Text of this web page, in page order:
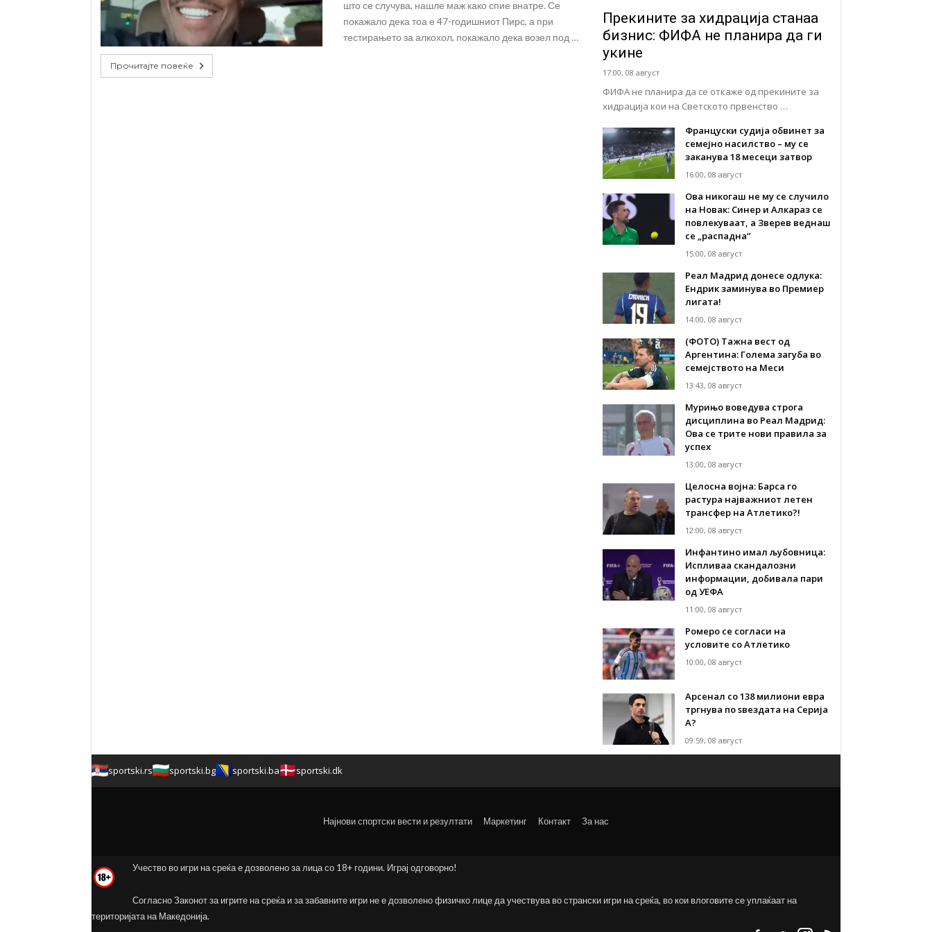
што се случува, нашле маж како спие внатре. Се
покажало дека тоа е 47-годишниот Пирс, а при
тестирањето за алкохол, покажало дека возел под …
Прочитајте повеќе
Прекините за хидрација станаа
бизнис: ФИФА не планира да ги
укине
17:00, 08 август
ФИФА не планира да се откаже од прекините за
хидрација кои на Светското првенство …
Француски судија обвинет за
семејно насилство – му се
заканува 18 месеци затвор
16:00, 08 август
Ова никогаш не му се случило
на Новак: Синер и Алкараз се
повлекуваат, а Зверев веднаш
се „распадна“
15:00, 08 август
Реал Мадрид донесе одлука:
Eндрик заминува во Премиер
лигата!
14:00, 08 август
(ФОТО) Тажна вест од
Аргентина: Голема загуба во
семејството на Меси
13:43, 08 август
Мурињо воведува строга
дисциплина во Реал Мадрид:
Ова се трите нови правила за
успех
13:00, 08 август
Целосна војна: Барса го
растура најважниот летен
трансфер на Атлетико?!
12:00, 08 август
Инфантино имал љубовница:
Испливаа скандалозни
информации, добивала пари
од УЕФА
11:00, 08 август
Ромеро се согласи на
условите со Атлетико
10:00, 08 август
Арсенал со 138 милиони евра
тргнува по ѕвездата на Серија
А?
09:59, 08 август
sportski.rs sportski.bg sportski.ba sportski.dk
Најнови спортски вести и резултати Маркетинг Контакт За нас
Учество во игри на среќа е дозволено за лица со 18+ години. Играј одговорно!
Согласно Законот за игрите на среќа и за забавните игри не е дозволено физичко лице да учествува во странски игри на среќа, во кои влоговите се уплаќаат на
територијата на Македонија.